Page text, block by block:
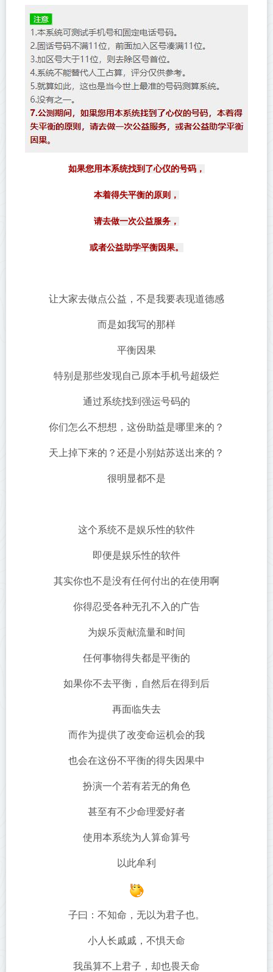
如果您用本系统找到了心仪的号码，
本着得失平衡的原则，
请去做一次公益服务，
或者公益助学平衡因果。
让大家去做点公益，不是我要表现道德感
而是如我写的那样
平衡因果
特别是那些发现自己原本手机号超级烂
通过系统找到强运号码的
你们怎么不想想，这份助益是哪里来的？
天上掉下来的？还是小别姑苏送出来的？
很明显都不是
这个系统不是娱乐性的软件
即便是娱乐性的软件
其实你也不是没有任何付出的在使用啊
你得忍受各种无孔不入的广告
为娱乐贡献流量和时间
任何事物得失都是平衡的
如果你不去平衡，自然后在得到后
再面临失去
而作为提供了改变命运机会的我
也会在这份不平衡的得失因果中
扮演一个若有若无的角色
甚至有不少命理爱好者
使用本系统为人算命算号
以此牟利
子曰：不知命，无以为君子也。
小人长戚戚，不惧天命
我虽算不上君子，却也畏天命